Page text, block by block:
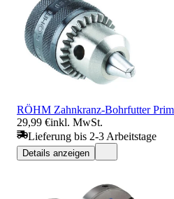
RÖHM Zahnkranz-Bohrfutter
29,99 €inkl. MwSt.
Lieferung bis 2-3 Arbeitstage
Details anzeigen